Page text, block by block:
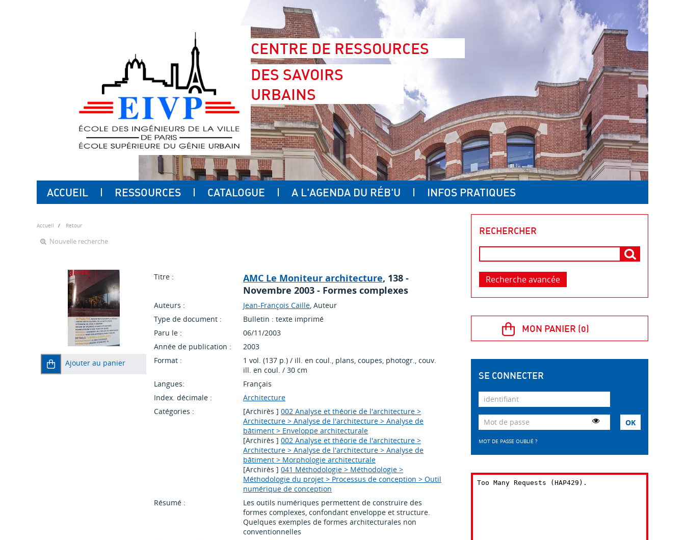
CENTRE DE RESSOURCES
DES SAVOIRS
URBAINS
ACCUEIL RESSOURCES CATALOGUE A L'AGENDA DU RÉB'U INFOS PRATIQUES
Accueil Retour
Nouvelle recherche
Ajouter au panier
Titre : AMC Le Moniteur architecture, 138 -
Novembre 2003 - Formes complexes
Auteurs : Jean-François Caille, Auteur
Type de document :
Bulletin : texte imprimé
Paru le :
06/11/2003
Année de publication :
2003
Format :
1 vol. (137 p.) / ill. en coul., plans, coupes, photogr., couv.
ill. en coul. / 30 cm
Langues:
Français
Index. décimale :
Architecture
Catégories :
[Archirès ]002 Analyse et théorie de l'architecture >
Architecture > Analyse de l'architecture > Analyse de
bâtiment > Enveloppe architecturale
[Archirès ]002 Analyse et théorie de l'architecture >
Architecture > Analyse de l'architecture > Analyse de
bâtiment > Morphologie architecturale
[Archirès ]041 Méthodologie > Méthodologie >
Méthodologie du projet > Processus de conception > Outil
numérique de conception
Résumé :
Les outils numériques permettent de construire des
formes complexes, confondant enveloppe et structure.
Quelques exemples de formes architecturales non
conventionnelles
RECHERCHER
Recherche avancée
SE CONNECTER
MOT DE PASSE OUBLIÉ ?